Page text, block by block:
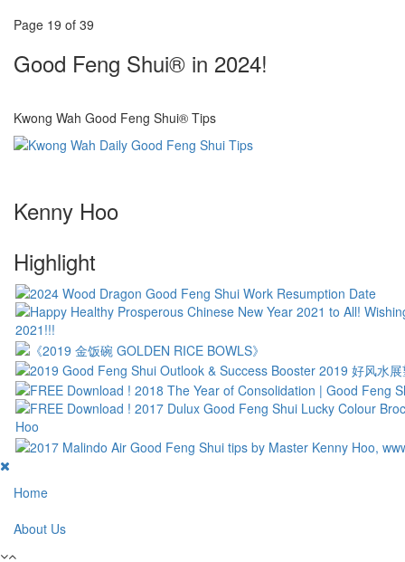
Page 19 of 39
Good Feng Shui® in 2024!
Kwong Wah Good Feng Shui® Tips
Kenny Hoo
Highlight
Home
About Us